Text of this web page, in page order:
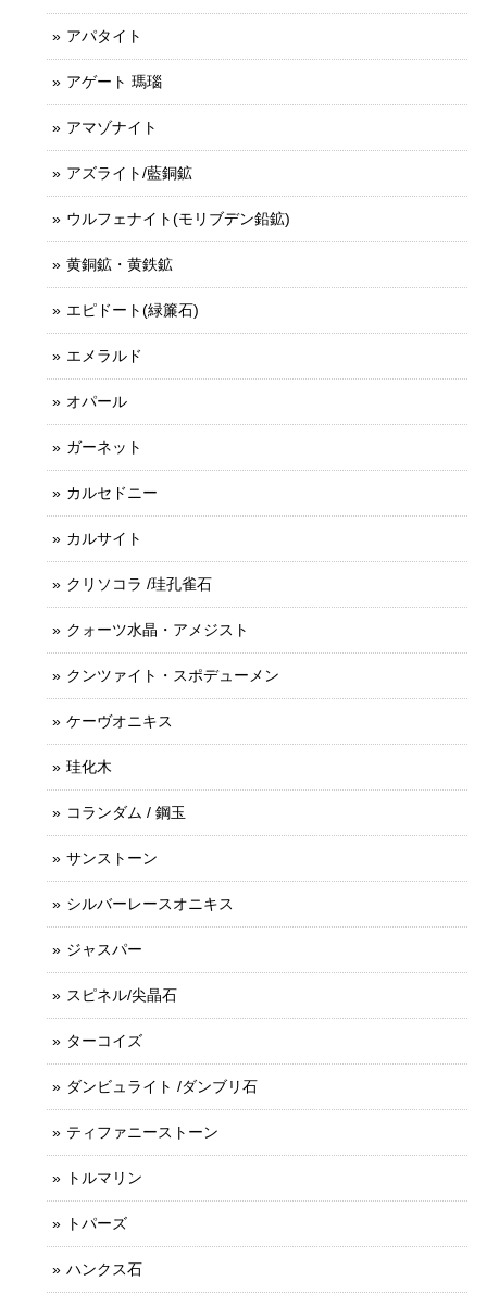
アパタイト
アゲート 瑪瑙
アマゾナイト
アズライト/藍銅鉱
ウルフェナイト(モリブデン鉛鉱)
黄銅鉱・黄鉄鉱
エピドート(緑簾石)
エメラルド
オパール
ガーネット
カルセドニー
カルサイト
クリソコラ /珪孔雀石
クォーツ水晶・アメジスト
クンツァイト・スポデューメン
ケーヴオニキス
珪化木
コランダム / 鋼玉
サンストーン
シルバーレースオニキス
ジャスパー
スピネル/尖晶石
ターコイズ
ダンビュライト /ダンブリ石
ティファニーストーン
トルマリン
トパーズ
ハンクス石